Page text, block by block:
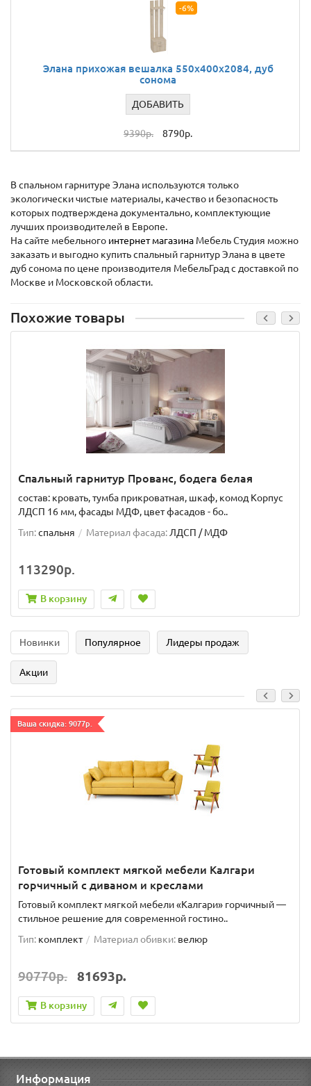
-6%
Элана прихожая вешалка 550x400x2084, дуб
сонома
ДОБАВИТЬ
9390р. 8790р.
В спальном гарнитуре Элана используются только
экологически чистые материалы, качество и безопасность
которых подтверждена документально, комплектующие
лучших производителей в Европе.
На сайте мебельного интернет магазина Мебель Студия можно
заказать и выгодно купить спальный гарнитур Элана в цвете
дуб сонома по цене производителя МебельГрад с доставкой по
Москве и Московской области.
Похожие товары
Спальный гарнитур Прованс, бодега белая
состав: кровать, тумба прикроватная, шкаф, комод Корпус
ЛДСП 16 мм, фасады МДФ, цвет фасадов - бо..
Тип:спальня Материал фасада: ЛДСП / МДФ
113290р.
В корзину
Новинки Популярное Лидеры продаж
Акции
Ваша скидка: 9077р.
Готовый комплект мягкой мебели Калгари
горчичный с диваном и креслами
Готовый комплект мягкой мебели «Калгари» горчичный —
стильное решение для современной гостино..
Тип: комплект Материал обивки: велюр
90770р. 81693р.
В корзину
Информация